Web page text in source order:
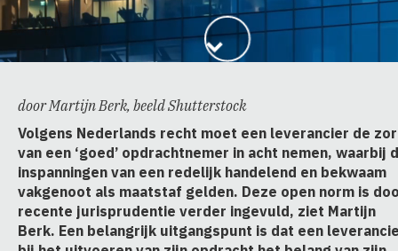
door Martijn Berk, beeld Shutterstock
Volgens Nederlands recht moet een leverancier de
van een ‘goed’ opdrachtnemer in acht nemen, waarbij
inspanningen van een redelijk handelend en bekwaam
vakgenoot als maatstaf gelden. Deze open norm is
recente jurisprudentie verder ingevuld, ziet Martijn
Berk. Een belangrijk uitgangspunt is dat een